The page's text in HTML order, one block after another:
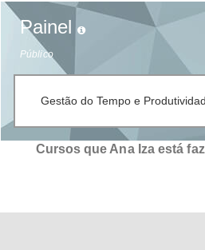
Painel
Público
Gestão do Tempo e
Cursos que Ana Iza está